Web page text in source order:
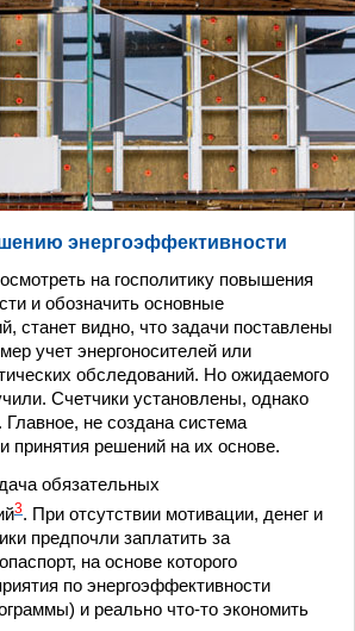
энергоэффективности
на госполитику повышения
и обозначить основные
станет видно, что задачи поставлены
учет энергоносителей или
обследований. Но ожидаемого
Счетчики установлены, однако
Главное, не создана система
принятия решений на их основе.
обязательных
3. При отсутствии мотивации, денег и
предпочли заплатить за
на основе которого
по энергоэффективности
и реально что-то экономить